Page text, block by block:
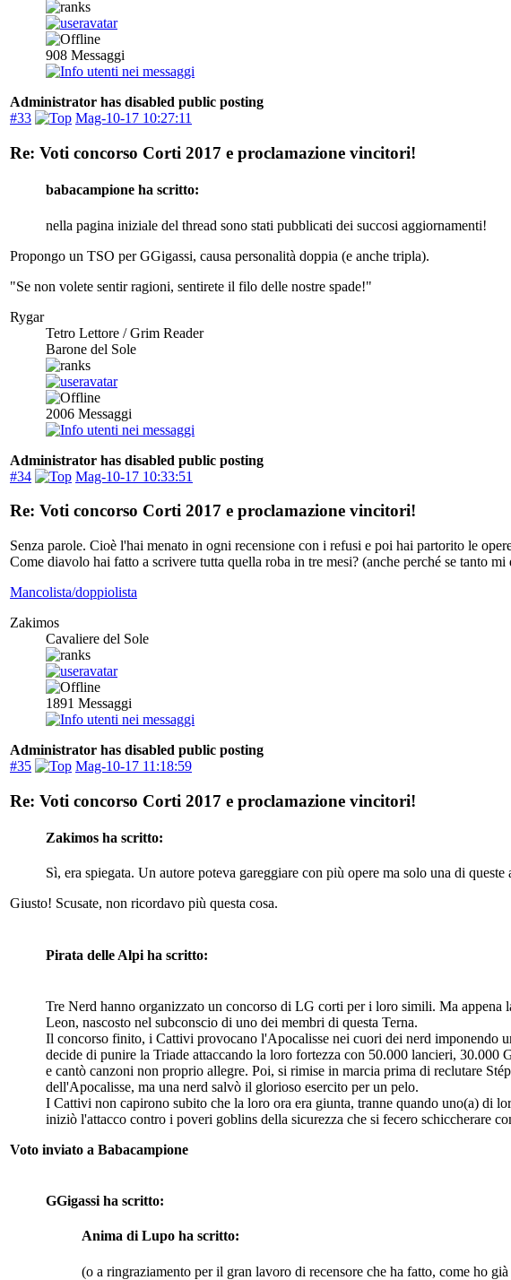
908 Messaggi
Administrator has disabled public posting
#33
Mag-10-17 10:27:11
Re: Voti concorso Corti 2017 e proclamazione vincitori!
babacampione ha scritto:
nella pagina iniziale del thread sono stati pubblicati dei succosi aggiornamenti!
Propongo un TSO per GGigassi, causa personalità doppia (e anche tripla).
"Se non volete sentir ragioni, sentirete il filo delle nostre spade!"
Rygar
Tetro Lettore / Grim Reader
Barone del Sole
2006 Messaggi
Administrator has disabled public posting
#34
Mag-10-17 10:33:51
Re: Voti concorso Corti 2017 e proclamazione vincitori!
Senza parole. Cioè l'hai menato in ogni recensione con i refusi e poi hai partorito le
Come diavolo hai fatto a scrivere tutta quella roba in tre mesi? (anche perché se
Mancolista/doppiolista
Zakimos
Cavaliere del Sole
1891 Messaggi
Administrator has disabled public posting
#35
Mag-10-17 11:18:59
Re: Voti concorso Corti 2017 e proclamazione vincitori!
Zakimos ha scritto:
Sì, era spiegata. Un autore poteva gareggiare con più opere ma solo una di
Giusto! Scusate, non ricordavo più questa cosa.
Pirata delle Alpi ha scritto:
Tre Nerd hanno organizzato un concorso di LG corti per i loro simili. Ma
Leon, nascosto nel subconscio di uno dei membri di questa Terna.
Il concorso finito, i Cattivi provocano l'Apocalisse nei cuori dei nerd imponendo
decide di punire la Triade attaccando la loro fortezza con 50.000 lancieri,
e cantò canzoni non proprio allegre. Poi, si rimise in marcia prima di reclutare
dell'Apocalisse, ma una nerd salvò il glorioso esercito per un pelo.
I Cattivi non capirono subito che la loro ora era giunta, tranne quando uno(a) di
iniziò l'attacco contro i poveri goblins della sicurezza che si fecero schiccherare
Voto inviato a Babacampione
GGigassi ha scritto:
Anima di Lupo ha scritto:
(o a ringraziamento per il gran lavoro di recensore che ha fatto, come ho